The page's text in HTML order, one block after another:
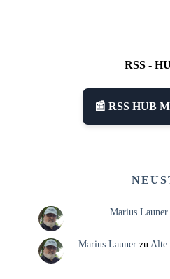
RSS -
📰 RSS HUB
Marius Launer
Marius LaunerzuAlte